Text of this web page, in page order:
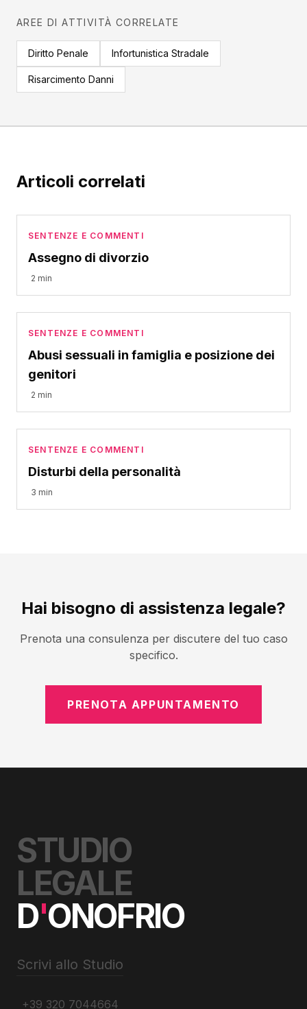
AREE DI ATTIVITÀ CORRELATE
Diritto Penale Infortunistica Stradale
Risarcimento Danni
Articoli correlati
SENTENZE E COMMENTI
Assegno di divorzio
2 min
SENTENZE E COMMENTI
Abusi sessuali in famiglia e posizione dei
genitori
2 min
SENTENZE E COMMENTI
Disturbi della personalità
3 min
Hai bisogno di assistenza legale?
Prenota una consulenza per discutere del tuo caso
specifico.
PRENOTA APPUNTAMENTO
STUDIO
LEGALE
D'ONOFRIO
Scrivi allo Studio
+39 320 7044664